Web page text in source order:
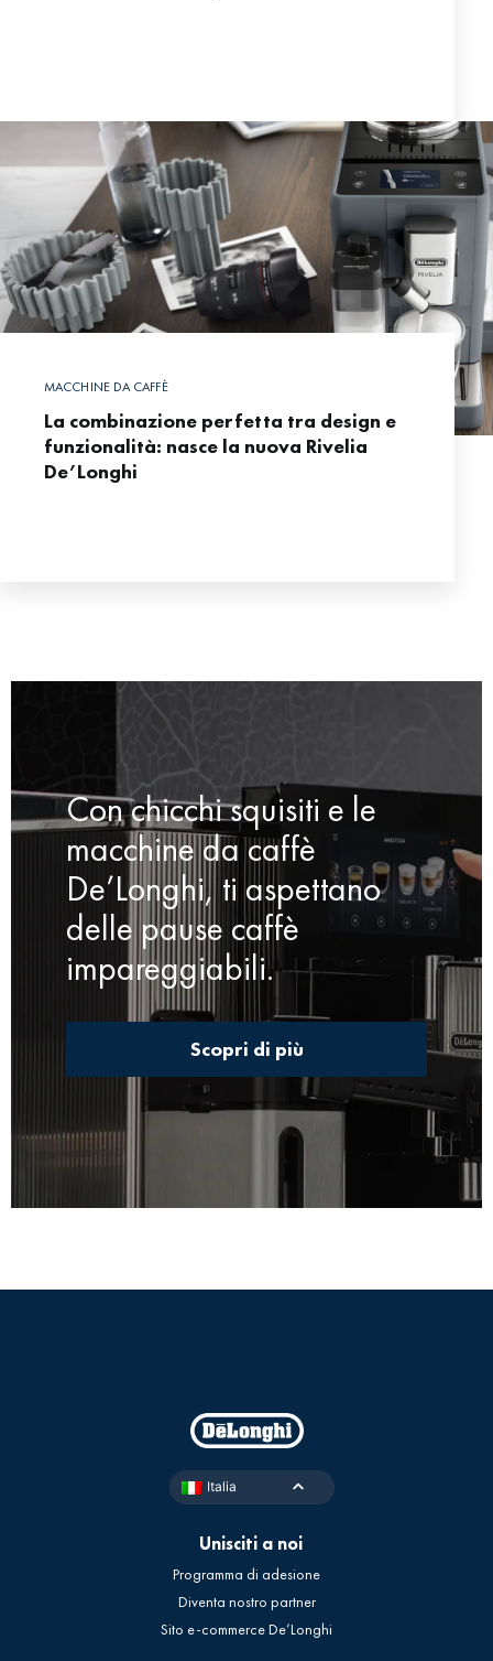
MACCHINE DA CAFFÈ
La combinazione perfetta tra design e
funzionalità: nasce la nuova Rivelia
De’Longhi
Con chicchi squisiti e le
macchine da caffè
De’Longhi, ti aspettano
delle pause caffè
impareggiabili.
Scopri di più
Italia
Unisciti a noi
Programma di adesione
Diventa nostro partner
Sito e-commerce De’Longhi